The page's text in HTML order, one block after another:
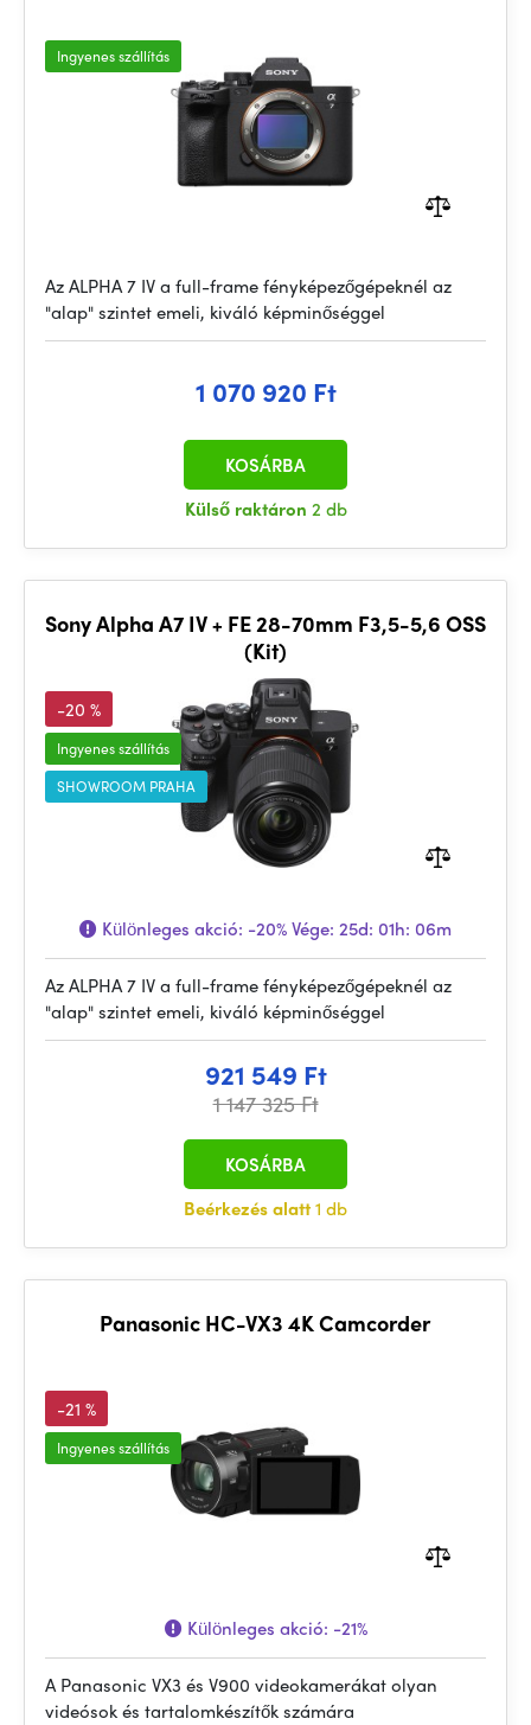
Ingyenes szállítás
Az ALPHA 7 IV a full-frame fényképezőgépeknél az
"alap" szintet emeli, kiváló képminőséggel
1 070 920 Ft
Külső raktáron 2 db
KOSÁRBA
Sony Alpha A7 IV + FE 28-70mm F3,5-5,6 OSS
(Kit)
-20 %
Ingyenes szállítás
SHOWROOM PRAHA
Különleges akció: -20%Vége: 25d: 01h: 06m
Az ALPHA 7 IV a full-frame fényképezőgépeknél az
"alap" szintet emeli, kiváló képminőséggel
921 549 Ft
1 147 325 Ft
Beérkezés alatt1 db
KOSÁRBA
Panasonic HC-VX3 4K Camcorder
-21 %
Ingyenes szállítás
Különleges akció: -21%
A Panasonic VX3 és V900 videokamerákat olyan
videósok és tartalomkészítők számára